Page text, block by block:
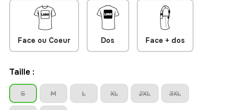
Face ou Coeur Dos Face + dos
Taille :
S M L XL 2XL 3XL